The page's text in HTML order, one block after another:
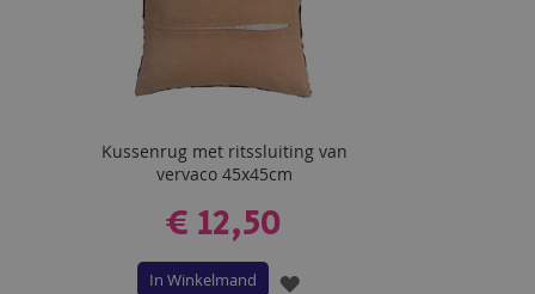
Kussenrug met ritssluiting van
vervaco 45x45cm
€ 12,50
In Winkelmand
VOEG